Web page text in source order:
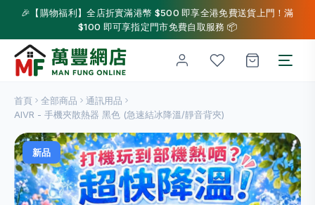
🎉【購物福利】全店折實滿港幣 $500 即享全港免費送貨上門！滿
$100 即可享指定門市免費自取服務 📦
首頁 全部商品
通訊用品
AIVR - 手機夾散熱器 黑色 (急速結冰降溫/靜音背夾)
新品